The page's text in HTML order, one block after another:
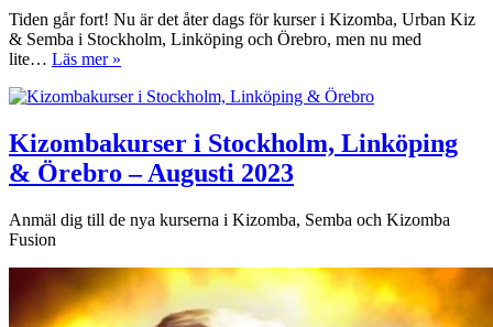
Tiden går fort! Nu är det åter dags för kurser i Kizomba, Urban Kiz
& Semba i Stockholm, Linköping och Örebro, men nu med
lite… Läs mer »
Kizomba,
Kiz
&
Semba
Kizombakurser i Stockholm, Linköping
& Örebro – Augusti 2023
Anmäl dig till de nya kurserna i Kizomba, Semba och Kizomba
Fusion